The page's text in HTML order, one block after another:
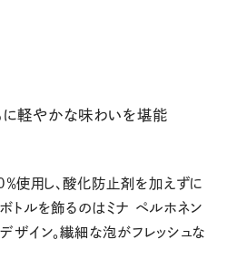
に軽やかな味わいを堪能
使用し、酸化防止剤を加えずに
トルを飾るのはミナ ペルホネン
ザイン。繊細な泡がフレッシュな